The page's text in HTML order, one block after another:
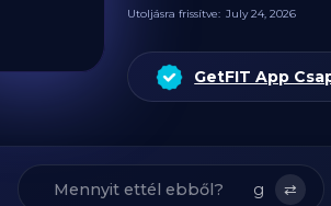
Utoljásra frissítve: July 24, 2026
GetFIT App
g ⇄